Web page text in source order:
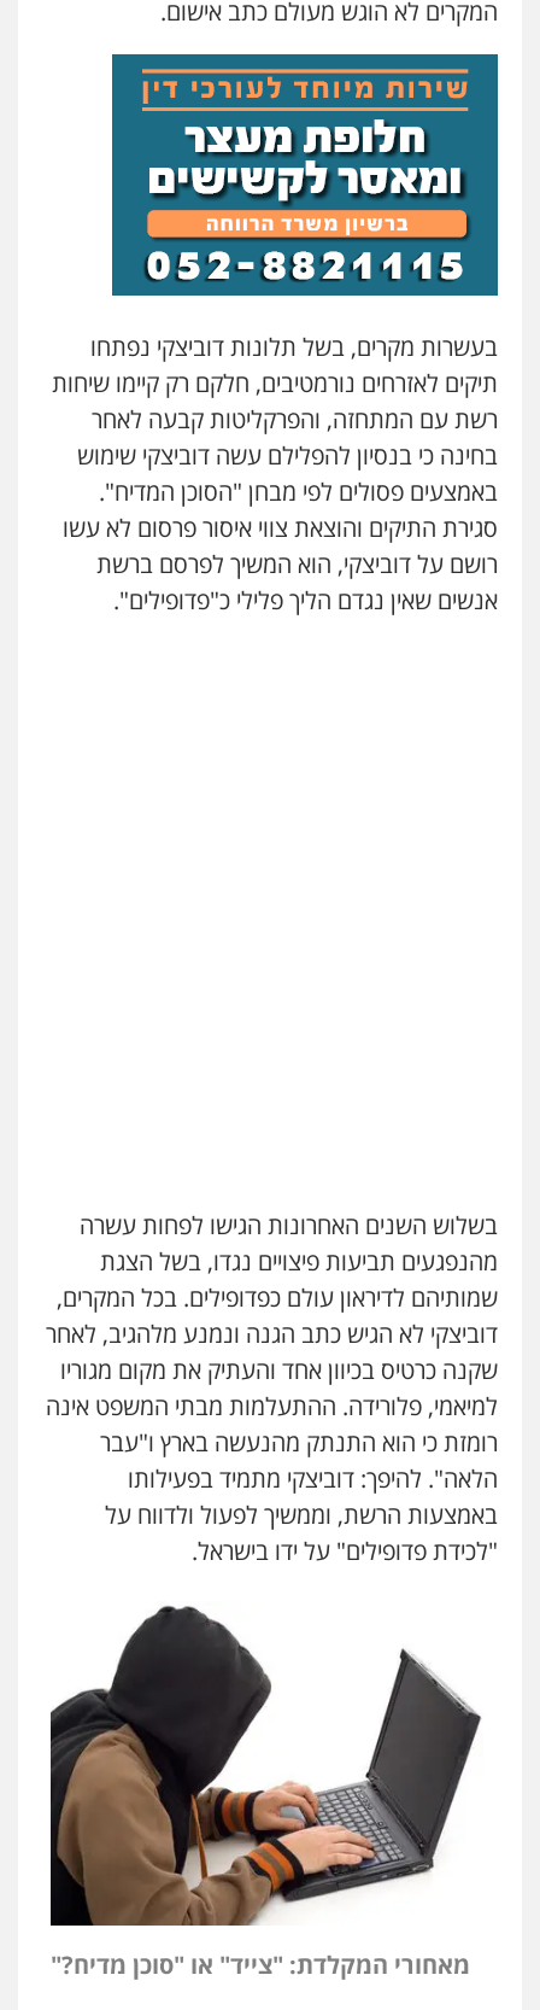
המקרים לא הוגש מעולם כתב אישום.
בעשרות מקרים, בשל תלונות דוביצקי נפתחו
תיקים לאזרחים נורמטיבים, חלקם רק קיימו שיחות
רשת עם המתחזה, והפרקליטות קבעה לאחר
בחינה כי בנסיון להפלילם עשה דוביצקי שימוש
באמצעים פסולים לפי מבחן "הסוכן המדיח".
סגירת התיקים והוצאת צווי איסור פרסום לא עשו
רושם על דוביצקי, הוא המשיך לפרסם ברשת
אנשים שאין נגדם הליך פלילי כ"פדופילים".
בשלוש השנים האחרונות הגישו לפחות עשרה
מהנפגעים תביעות פיצויים נגדו, בשל הצגת
שמותיהם לדיראון עולם כפדופילים. בכל המקרים,
דוביצקי לא הגיש כתב הגנה ונמנע מלהגיב, לאחר
שקנה כרטיס בכיוון אחד והעתיק את מקום מגוריו
למיאמי, פלורידה. ההתעלמות מבתי המשפט אינה
רומזת כי הוא התנתק מהנעשה בארץ ו"עבר
הלאה". להיפך: דוביצקי מתמיד בפעילותו
באמצעות הרשת, וממשיך לפעול ולדווח על
"לכידת פדופילים" על ידו בישראל.
מאחורי המקלדת: "צייד" או "סוכן מדיח?"